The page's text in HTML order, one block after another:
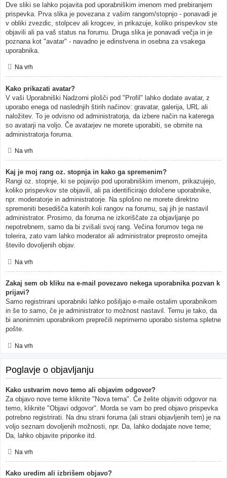
Dve sliki se lahko pojavita pod uporabniškim imenom med prebiranjem
prispevka. Prva slika je povezana z vašim rangom/stopnjo - ponavadi je
v obliki zvezdic, stolpcev ali krogcev, in prikazuje, koliko prispevkov ste
objavili ali pa vaš status na forumu. Druga slika je ponavadi večja in je
poznana kot "avatar" - navadno je edinstvena in osebna za vsakega
uporabnika.
Na vrh
Kako prikazati avatar?
V vaši Uporabniški Nadzorni plošči pod "Profil" lahko dodate avatar, z
uporabo enega od naslednjih štirih načinov: gravatar, galerija, URL ali
naložitev. To je odvisno od administratorja, da izbere način na katerega
so avatarji na voljo. Če avatarjev ne morete uporabiti, se obrnite na
administratorja foruma.
Na vrh
Kaj je moj rang oz. stopnja in kako ga spremenim?
Rangi oz. stopnje, ki se pojavijo pod uporabniškim imenom, prikazujejo,
koliko prispevkov ste objavili, ali pa identificirajo določene uporabnike,
npr. moderatorje in administratorje. Na splošno ne morete direktno
spremeniti besedišča katerih koli rangov na forumu, saj jih je nastavil
administrator. Prosimo, da foruma ne izkoriščate za objavljanje po
nepotrebnem, samo da bi zvišali svoj rang. Večina forumov tega ne
tolerira, zato vam lahko moderator ali administrator preprosto omejita
število dovoljenih objav.
Na vrh
Zakaj sem ob kliku na e-mail povezavo nekega uporabnika pozvan k
prijavi?
Samo registrirani uporabniki lahko pošiljajo e-maile ostalim uporabnikom
in še to samo, če je administrator to možnost nastavil. Temu je tako, da
bi anonimnim uporabnikom preprečili neprimerno uporabo sistema spletne
pošte.
Na vrh
Poglavje o objavljanju
Kako ustvarim novo temo ali objavim odgovor?
Za objavo nove teme kliknite "Nova tema". Če želite objaviti odgovor na
temo, kliknite "Objavi odgovor". Morda se vam bo pred objavo prispevka
potrebno registrirati. Na dnu strani foruma (ali strani objavljenih tem) je na
voljo seznam dovoljenih možnosti, npr. Da, lahko dodajate nove teme;
Da, lahko objavite priponke itd.
Na vrh
Kako uredim ali izbrišem objavo?